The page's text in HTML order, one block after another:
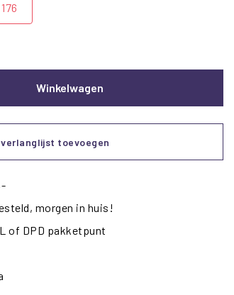
176
Winkelwagen
verlanglijst toevoegen
morgen in huis!
of DPD pakketpunt